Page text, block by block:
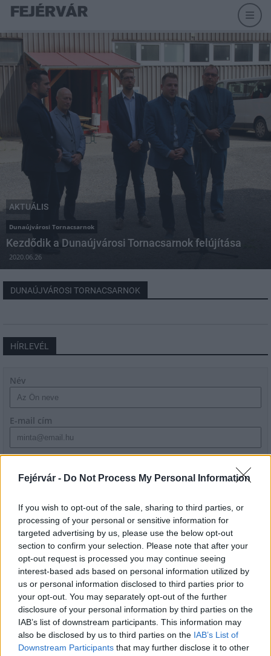
Fejérvár - Do Not Process My Personal Information
If you wish to opt-out of the sale, sharing to third parties, or
processing of your personal or sensitive information for
targeted advertising by us, please use the below opt-out
section to confirm your selection. Please note that after your
opt-out request is processed you may continue seeing
interest-based ads based on personal information utilized by
us or personal information disclosed to third parties prior to
your opt-out. You may separately opt-out of the further
disclosure of your personal information by third parties on the
IAB’s list of downstream participants. This information may
also be disclosed by us to third parties on the IAB’s List of
Downstream Participants that may further disclose it to other
AKTUÁLIS
Dunaújvárosi Tornacsarnok
Kezdődik a Dunaújvárosi Tornacsarnok felújítása
2020.06.26
DUNAÚJVÁROSI TORNACSARNOK
HÍRLEVÉL
Név
E-mail cím
szabályzatot!
LEGFRISSEBB
Országos hírek
Megérkezett az eső a Duna vízgyűjtőjére
Aktuális